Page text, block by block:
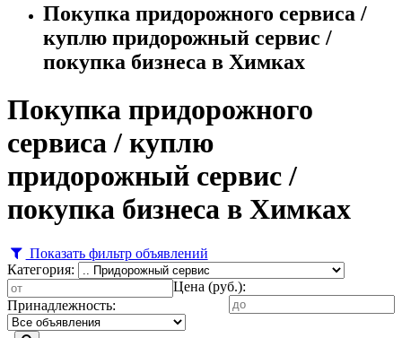
Покупка придорожного сервиса /
куплю придорожный сервис /
покупка бизнеса в Химках
Покупка придорожного
сервиса / куплю
придорожный сервис /
покупка бизнеса в Химках
Показать фильтр объявлений
Категория:
Цена (руб.):
Принадлежность: